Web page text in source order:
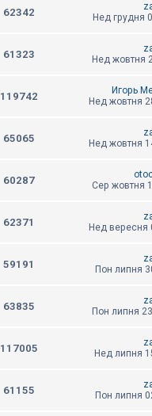
62342
Нед грудня
61323
Нед жовтня
119742
Игорь
Нед жовтня
65065
Нед жовтня
60287
Сер жовтня
62371
Нед вересня
59191
Пон липня
63835
Пон липня
117005
Нед липня
61155
Пон липня